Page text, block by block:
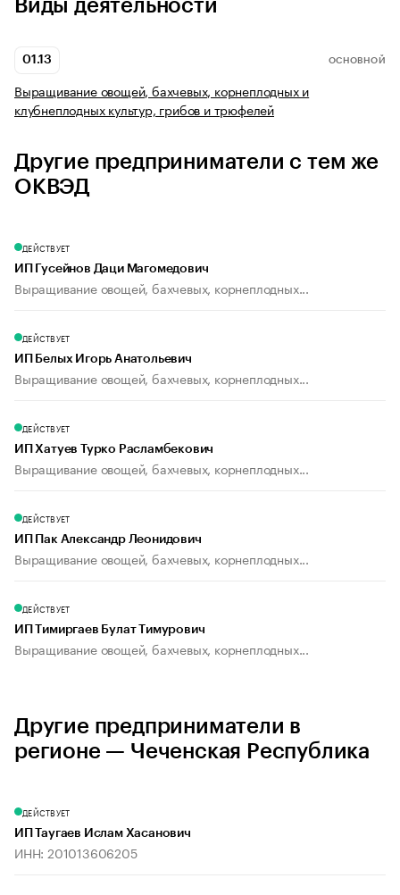
Виды деятельности
01.13 ОСНОВНОЙ
Выращивание овощей, бахчевых, корнеплодных и
клубнеплодных культур, грибов и трюфелей
Другие предприниматели с тем же
ОКВЭД
ДЕЙСТВУЕТ
ИП Гусейнов Даци Магомедович
Выращивание овощей, бахчевых, корнеплодных...
ДЕЙСТВУЕТ
ИП Белых Игорь Анатольевич
Выращивание овощей, бахчевых, корнеплодных...
ДЕЙСТВУЕТ
ИП Хатуев Турко Расламбекович
Выращивание овощей, бахчевых, корнеплодных...
ДЕЙСТВУЕТ
ИП Пак Александр Леонидович
Выращивание овощей, бахчевых, корнеплодных...
ДЕЙСТВУЕТ
ИП Тимиргаев Булат Тимурович
Выращивание овощей, бахчевых, корнеплодных...
Другие предприниматели в
регионе — Чеченская Республика
ДЕЙСТВУЕТ
ИП Таугаев Ислам Хасанович
ИНН: 201013606205